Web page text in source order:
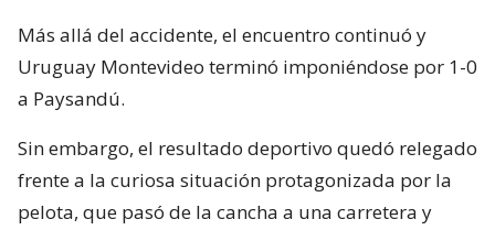
Más allá del accidente, el encuentro continuó y
Uruguay Montevideo terminó imponiéndose por 1-0
a Paysandú.
Sin embargo, el resultado deportivo quedó relegado
frente a la curiosa situación protagonizada por la
pelota, que pasó de la cancha a una carretera y